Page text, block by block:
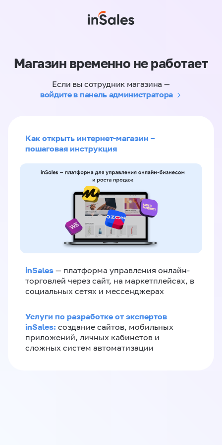
Магазин временно не работает
Если вы сотрудник магазина —
войдите в панель администратора
Как открыть интернет-магазин –
пошаговая инструкция
inSales — платформа управления онлайн-
торговлей через сайт, на маркетплейсах, в
социальных сетях и мессенджерах
Услуги по разработке от экспертов
inSales: создание сайтов, мобильных
приложений, личных кабинетов и
сложных систем автоматизации